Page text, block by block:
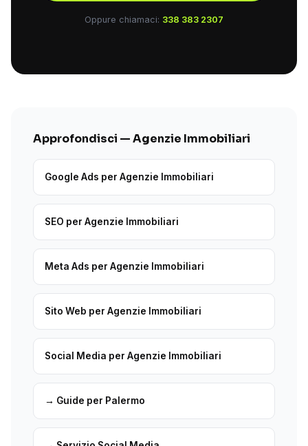
Oppure chiamaci: 338 383 2307
Approfondisci — Agenzie Immobiliari
Google Ads per Agenzie Immobiliari
SEO per Agenzie Immobiliari
Meta Ads per Agenzie Immobiliari
Sito Web per Agenzie Immobiliari
Social Media per Agenzie Immobiliari
→ Guide per Palermo